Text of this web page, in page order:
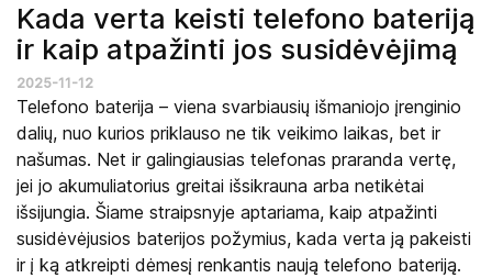
Kada verta keisti telefono bateriją
ir kaip atpažinti jos susidėvėjimą
2025-11-12
Telefono baterija – viena svarbiausių išmaniojo įrenginio
dalių, nuo kurios priklauso ne tik veikimo laikas, bet ir
našumas. Net ir galingiausias telefonas praranda vertę,
jei jo akumuliatorius greitai išsikrauna arba netikėtai
išsijungia. Šiame straipsnyje aptariama, kaip atpažinti
susidėvėjusios baterijos požymius, kada verta ją pakeisti
ir į ką atkreipti dėmesį renkantis naują telefono bateriją.